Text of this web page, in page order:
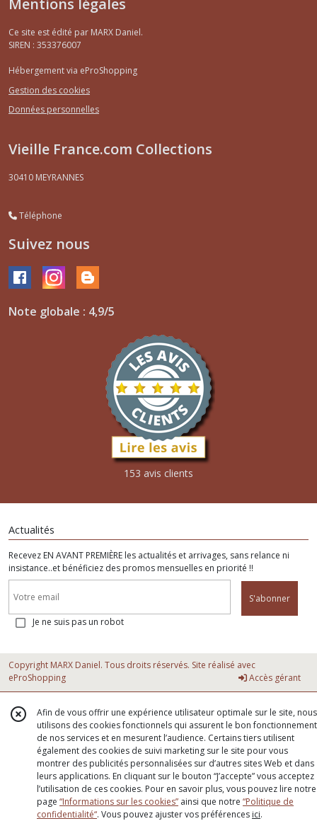
Mentions légales
Ce site est édité par MARX Daniel.
SIREN : 353376007
Hébergement via eProShopping
Gestion des cookies
Données personnelles
Vieille France.com Collections
30410 MEYRANNES
Téléphone
Suivez nous
Note globale : 4,9/5
153 avis clients
Actualités
Recevez EN AVANT PREMIÈRE les actualités et arrivages, sans relance ni
insistance..et bénéficiez des promos mensuelles en priorité !!
S'abonner
Je ne suis pas un robot
Copyright MARX Daniel. Tous droits réservés. Site réalisé avec
eProShopping
Accès gérant
Afin de vous offrir une expérience utilisateur optimale sur le site, nous
utilisons des cookies fonctionnels qui assurent le bon fonctionnement
de nos services et en mesurent l’audience. Certains tiers utilisent
également des cookies de suivi marketing sur le site pour vous
montrer des publicités personnalisées sur d’autres sites Web et dans
leurs applications. En cliquant sur le bouton “J’accepte” vous acceptez
l’utilisation de ces cookies. Pour en savoir plus, vous pouvez lire notre
page “Informations sur les cookies” ainsi que notre “Politique de
confidentialité“. Vous pouvez ajuster vos préférences ici.